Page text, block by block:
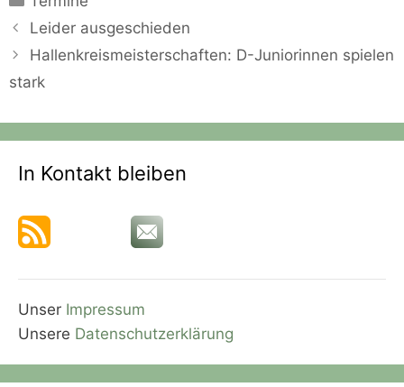
Leider ausgeschieden
Hallenkreismeisterschaften: D-Juniorinnen spielen
stark
In Kontakt bleiben
Unser Impressum
Unsere Datenschutzerklärung